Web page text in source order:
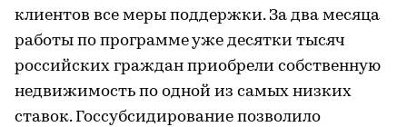
клиентов все меры поддержки. За два месяца
работы по программе уже десятки тысяч
российских граждан приобрели собственную
недвижимость по одной из самых низких
ставок. Госсубсидирование позволило